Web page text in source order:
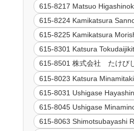
615-8217 Matsuo
615-8224 Kamikatsura
615-8225 Kamikatsura
615-8301 Katsura
615-8501 株式会社 たけび
615-8023 Katsura
615-8031 Ushigase
615-8045 Ushigase
615-8063 Shimotsubayashi